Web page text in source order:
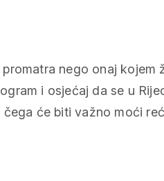
nego onaj kojem
i osjećaj da se u
će biti važno moći